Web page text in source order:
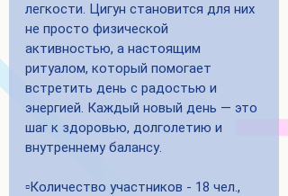
легкости. Цигун становится для них
не просто физической
активностью, а настоящим
ритуалом, который помогает
встретить день с радостью и
энергией. Каждый новый день — это
шаг к здоровью, долголетию и
внутреннему балансу.
▫️Количество участников - 18 чел.,